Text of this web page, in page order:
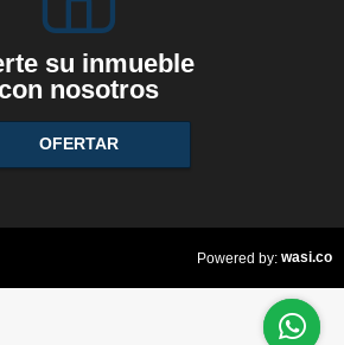
su inmueble
nosotros
OFERTAR
Powered by: wasi.co